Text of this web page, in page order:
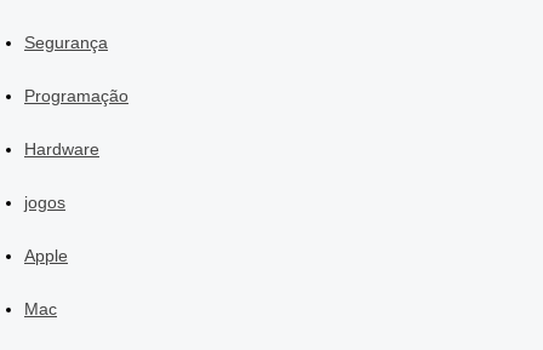
Segurança
Programação
Hardware
jogos
Apple
Mac